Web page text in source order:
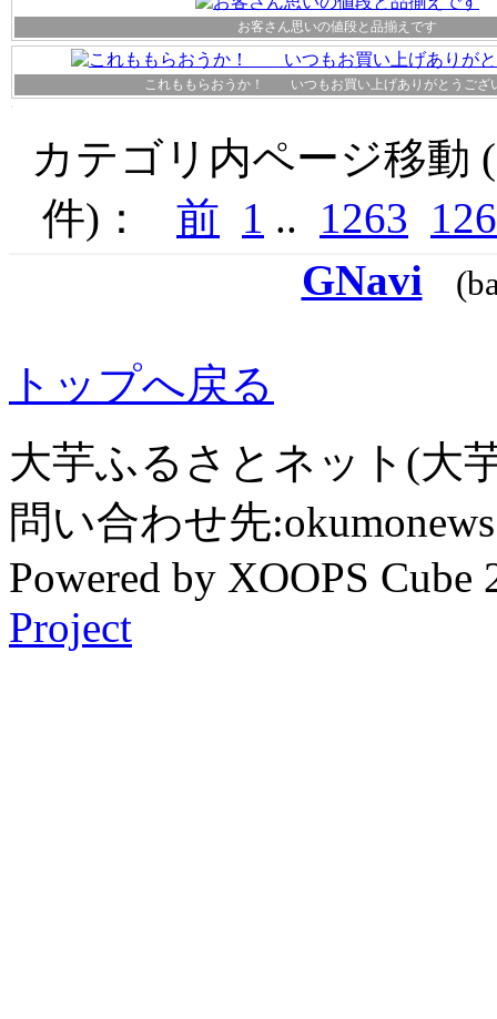
お客さん思いの値段と品揃えです
これももらおうか！ いつもお買い上げありがとうござ
カテゴリ内ページ移動
件)： 前 1 .. 1263
GNavi
トップへ戻る
大芋ふるさとネット(大
問い合わせ先
Powered by XOOPS
Project